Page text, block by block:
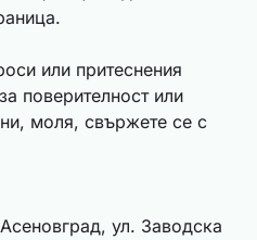
или притеснения
поверителност или
моля, свържете се с
ул. Заводска